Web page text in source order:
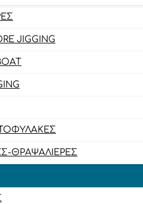
JIGGING
ΘΡΑΨΑΛΙΈΡΕΣ